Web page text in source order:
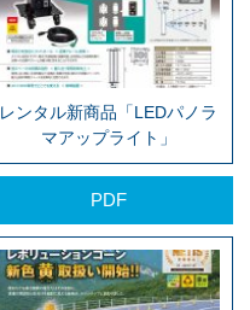
レンタル新商品「LEDパノラ
マアップライト」
PDF